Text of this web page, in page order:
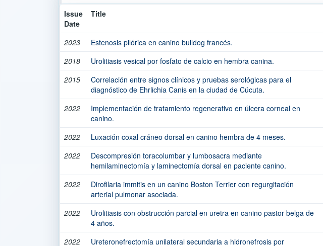
Issue
Date
Title
2023 Estenosis pilórica en canino bulldog francés.
2018
Urolitiasis vesical por fosfato de calcio en hembra canina.
2015
Correlación entre signos clínicos y pruebas serológicas para el
diagnóstico de Ehrlichia Canis en la ciudad de Cúcuta.
2022
Implementación de tratamiento regenerativo en úlcera corneal en
canino.
2022 Luxación coxal cráneo dorsal en canino hembra de 4 meses.
2022
Descompresión toracolumbar y lumbosacra mediante
hemilaminectomía y laminectomía dorsal en paciente canino.
2022
Dirofilaria immitis en un canino Boston Terrier con regurgitación
arterial pulmonar asociada.
2022
Urolitiasis con obstrucción parcial en uretra en canino pastor belga de
4 años.
2022
Ureteronefrectomía unilateral secundaria a hidronefrosis por